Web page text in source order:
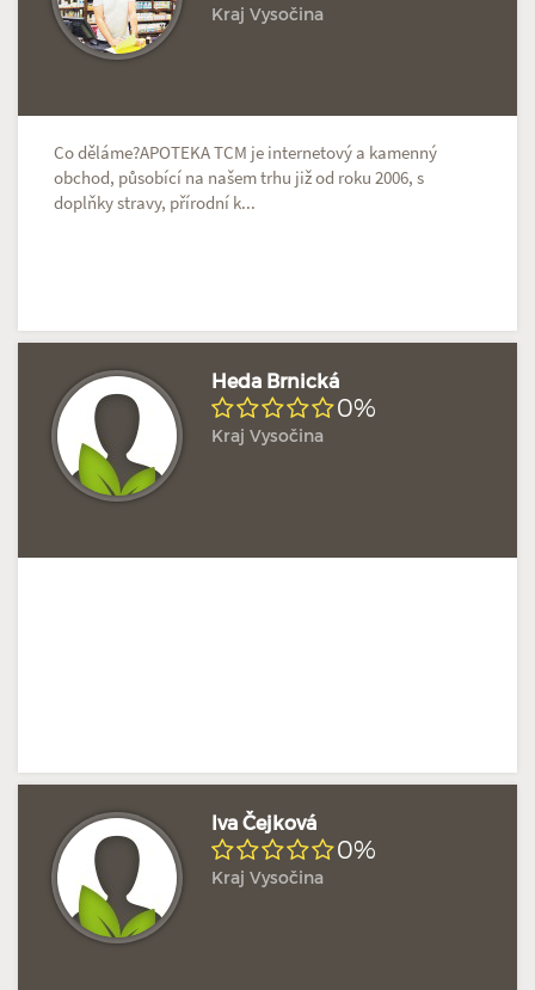
Kraj Vysočina
Co děláme?APOTEKA TCM je internetový a kamenný
obchod, působící na našem trhu již od roku 2006, s
doplňky stravy, přírodní k...
Heda Brnická
0%
Kraj Vysočina
Iva Čejková
0%
Kraj Vysočina
Doposud žádné hodnocení